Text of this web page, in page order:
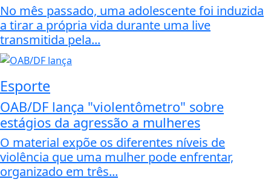
No mês passado, uma adolescente foi induzida
a tirar a própria vida durante uma live
transmitida pela...
Esporte
OAB/DF lança "violentômetro" sobre
estágios da agressão a mulheres
O material expõe os diferentes níveis de
violência que uma mulher pode enfrentar,
organizado em três...